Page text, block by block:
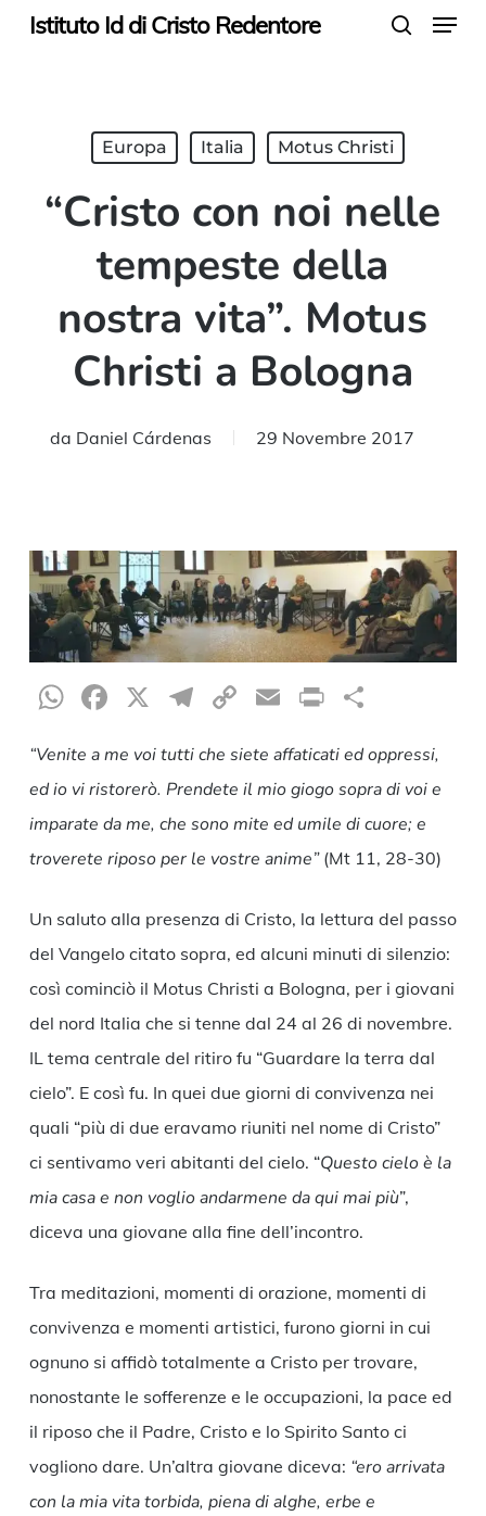
SkipIstituto Id di Cristo Redentore Menu
Europa Italia Motus Christi
“Cristo con noi nelle
tempeste della
nostra vita”. Motus
Christi a Bologna
da Daniel Cárdenas 29 Novembre 2017
WhatsApp
Facebook
X Telegram
CopyEmailPrint
“Venite a me voi tutti che siete affaticati ed oppressi,
ed io vi ristorerò. Prendete il mio giogo sopra di voi e
imparate da me, che sono mite ed umile di cuore; e
troverete riposo per le vostre anime”(Mt 11, 28-30)
Un saluto alla presenza di Cristo, la lettura del passo
del Vangelo citato sopra, ed alcuni minuti di silenzio:
così cominciò il Motus Christi a Bologna, per i giovani
del nord Italia che si tenne dal 24 al 26 di novembre.
IL tema centrale del ritiro fu “Guardare la terra dal
cielo”. E così fu. In quei due giorni di convivenza nei
quali “più di due eravamo riuniti nel nome di Cristo”
ci sentivamo veri abitanti del cielo. “Questo cielo è la
mia casa e non voglio andarmene da qui mai più”,
diceva una giovane alla fine dell’incontro.
Tra meditazioni, momenti di orazione, momenti di
convivenza e momenti artistici, furono giorni in cui
ognuno si affidò totalmente a Cristo per trovare,
nonostante le sofferenze e le occupazioni, la pace ed
il riposo che il Padre, Cristo e lo Spirito Santo ci
vogliono dare. Un’altra giovane diceva: “ero arrivata
con la mia vita torbida, piena di alghe, erbe e